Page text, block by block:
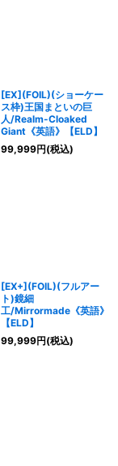
[EX](FOIL)(ショーケー
ス枠)王国まといの巨
人/Realm-Cloaked
Giant《英語》【ELD】
99,999円(税込)
[EX+](FOIL)(フルアー
ト)鏡細
工/Mirrormade《英語》
【ELD】
99,999円(税込)